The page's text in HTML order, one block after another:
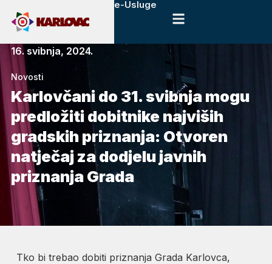
e-Usluge
16. svibnja, 2024.
Novosti
Karlovčani do 31. svibnja mogu
predložiti dobitnike najviših
gradskih priznanja: Otvoren
natječaj za dodjelu javnih
priznanja Grada
Tko bi trebao dobiti priznanja Grada Karlovca,